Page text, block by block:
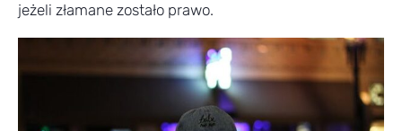
jeżeli złamane zostało prawo.